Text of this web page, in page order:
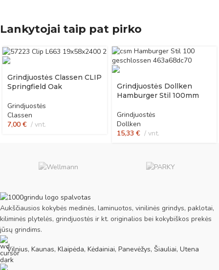
Lankytojai taip pat pirko
Grindjuostės Classen CLIP
Springfield Oak
Grindjuostės
Classen
7,00 € vnt.
Grindjuostės Dollken
Hamburger Stil 100mm
Grindjuostės
Dollken
15,33 € vnt.
Aukščiausios kokybės medinės, laminuotos, vinilinės grindys, paklotai,
kiliminės plytelės, grindjuostės ir kt. originalios bei kokybiškos prekės
jūsų grindims.
Vilnius, Kaunas, Klaipėda, Kėdainiai, Panevėžys, Šiauliai, Utena